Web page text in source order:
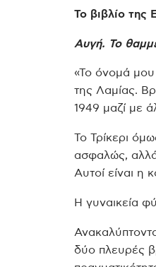
Το βιβλίο της
Αυγή. Το
«Το όνομά μου
της Λαμίας.
1949 μαζί με
Το Τρίκερι
ασφαλώς, αλλά
Αυτοί είναι η
Η γυναικεία
δύο πλευρές